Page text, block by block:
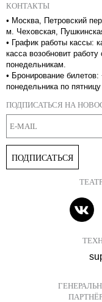
КОНТАКТЫ
• Москва, Петровский
м. Чеховская,
• График работы кассы:
касса возобновит
понедельникам.
• Бронирование
понедельника по
ПОДПИСАТЬСЯ НА
ПОДПИСАТЬСЯ